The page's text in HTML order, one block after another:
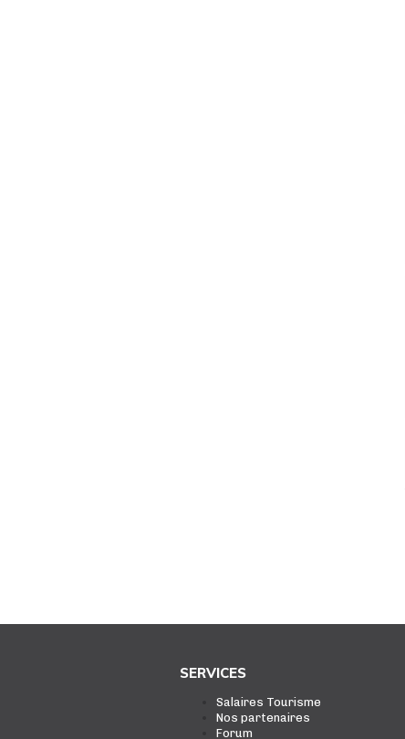
SERVICES
Salaires Tourisme
Nos partenaires
Forum